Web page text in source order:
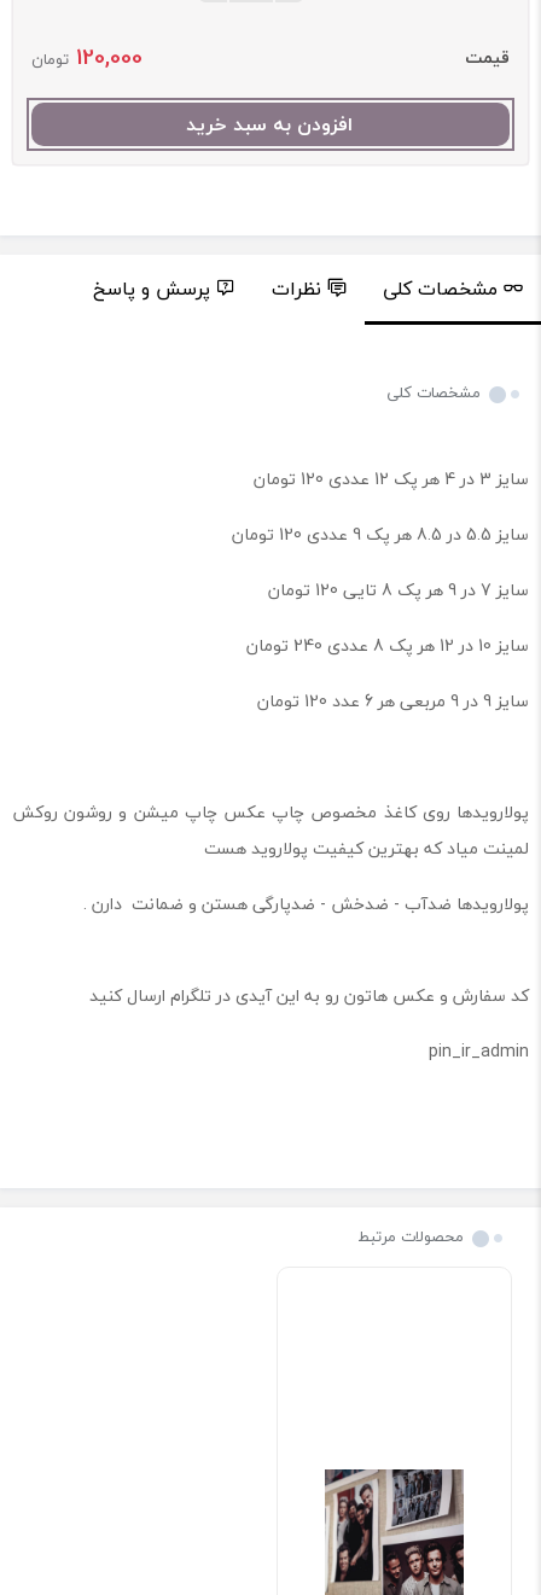
قیمت 120,000 تومان
افزودن به سبد خرید
مشخصات کلی نظرات پرسش و پاسخ
مشخصات کلی
سایز 3 در 4 هر پک 12 عددی 120 تومان
سایز 5.5 در 8.5 هر پک 9 عددی 120 تومان
سایز 7 در 9 هر پک 8 تایی 120 تومان
سایز 10 در 12 هر پک 8 عددی 240 تومان
سایز 9 در 9 مربعی هر 6 عدد 120 تومان
پولارویدها روی کاغذ مخصوص چاپ عکس چاپ میشن و روشون روکش
لمینت میاد که بهترین کیفیت پولاروید هست
پولارویدها ضدآب - ضدخش - ضدپارگی هستن و ضمانت دارن .
کد سفارش و عکس هاتون رو به این آیدی در تلگرام ارسال کنید
pin_ir_admin
محصولات مرتبط